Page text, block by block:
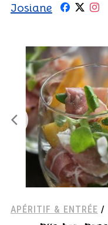
Josiane
APÉRITIF & ENTRÉE /